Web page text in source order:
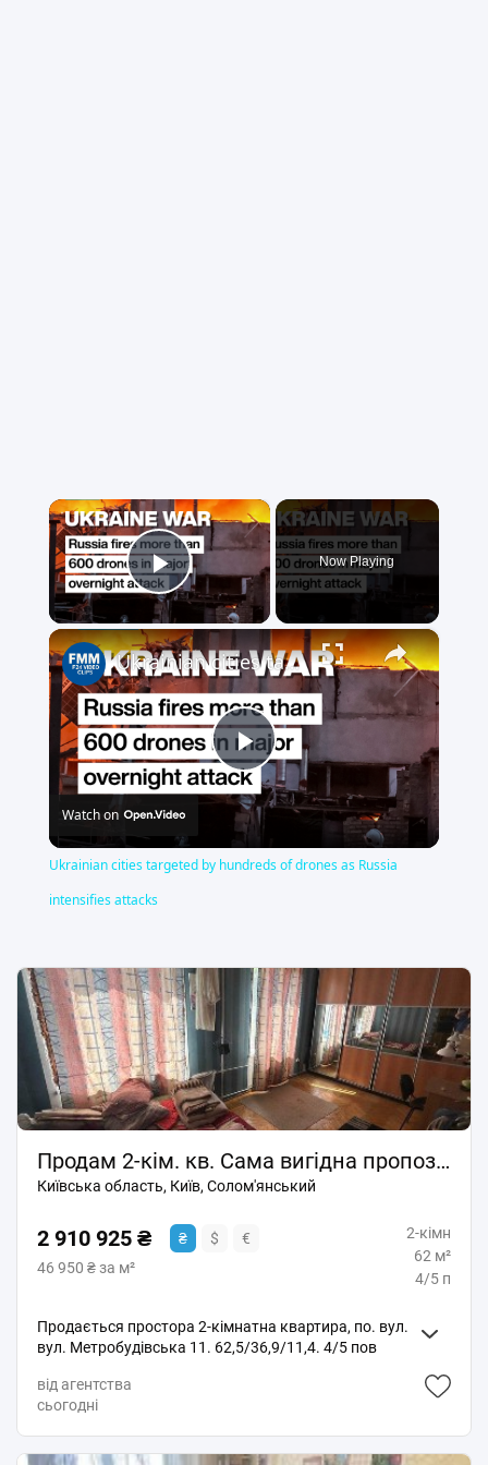
×
Play Video
Now Playing
×
Play
Video
Ukrainian cities targeted by hundreds of drones as Russia intensifies attacks
Watch on
Ukrainian cities targeted by hundreds of drones as Russia
intensifies attacks
Продам 2-кім. кв. Сама вигідна пропозиція.
Київська область, Київ, Солом'янський
2 910 925 ₴ ₴ $
€
46 950 ₴ за м²
2-кімн
62 м²
4/5 п
Продається простора 2-кімнатна квартира, по. вул.
вул. Метробудівська 11. 62,5/36,9/11,4. 4/5 пов
залишається все. Переваги квартири.
П'ятиповерхівка, що зараз дуже зручно при
Централізоване опалення та водопостачання
від агентства
сьогодні